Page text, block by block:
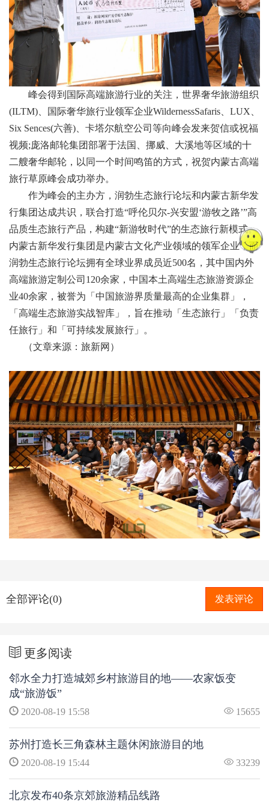
峰会得到国际高端旅游行业的关注，世界奢华旅游组织
(ILTM)、国际奢华旅行业领军企业WildernessSafaris、LUX、
Six Sences(六善)、卡塔尔航空公司等向峰会发来贺信或祝福
视频;庞洛邮轮集团部署于法国、挪威、大溪地等区域的十
二艘奢华邮轮，以同一个时间鸣笛的方式，祝贺内蒙古高端
旅行草原峰会成功举办。
作为峰会的主办方，润勃生态旅行论坛和内蒙古新华发
行集团达成共识，联合打造“呼伦贝尔-兴安盟‘游牧之路’”高
品质生态旅行产品，构建“新游牧时代”的生态旅行新模式。
内蒙古新华发行集团是内蒙古文化产业领域的领军企业，而
润勃生态旅行论坛拥有全球业界成员近500名，其中国内外
高端旅游定制公司120余家，中国本土高端生态旅游资源企
业40余家，被誉为「中国旅游界质量最高的企业集群」，
「高端生态旅游实战智库」，旨在推动「生态旅行」「负责
任旅行」和「可持续发展旅行」。
（文章来源：旅新网）
全部评论(0) 发表评论
更多阅读
邻水全力打造城郊乡村旅游目的地——农家饭变
成“旅游饭”
2020-08-19 15:58 15655
苏州打造长三角森林主题休闲旅游目的地
2020-08-19 15:44 33239
北京发布40条京郊旅游精品线路